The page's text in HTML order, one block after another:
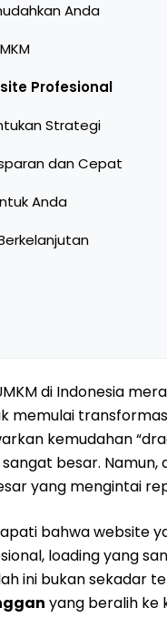
Anda
Profesional
Strategi
dan Cepat
Anda
di Indonesia
memulai
kemudahan
besar.
yang mengintai
bahwa website
loading yang
ini bukan sekadar
yang beralih ke